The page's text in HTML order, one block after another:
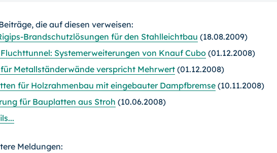
die auf diesen verweisen:
Brandschutzlösungen für den Stahlleichtbau (18.08.2009)
Systemerweiterungen von Knauf Cubo(01.12.2008)
Metallständerwände verspricht Mehrwert(01.12.2008)
für Holzrahmenbau mit eingebauter Dampfbremse (10.11.2008)
für Bauplatten aus Stroh (10.06.2008)
Meldungen: